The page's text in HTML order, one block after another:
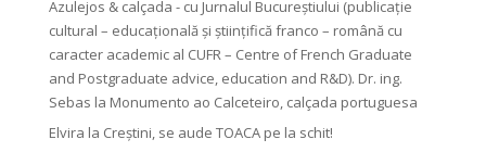
Azulejos & calçada - cu Jurnalul Bucureștiului (publicație
cultural – educațională și științifică franco – română cu
caracter academic al CUFR – Centre of French Graduate
and Postgraduate advice, education and R&D). Dr. ing.
Sebas la Monumento ao Calceteiro, calçada portuguesa
Elvira la Creştini, se aude TOACA pe la schit!